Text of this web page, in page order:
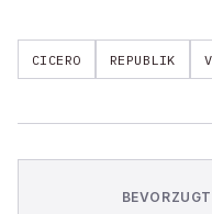
CICERO REPUBLIK